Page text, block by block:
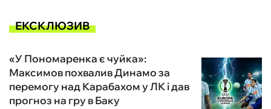
ЕКСКЛЮЗИВ
«У Пономаренка є чуйка»:
Максимов похвалив Динамо за
перемогу над Карабахом у ЛК і дав
прогноз на гру в Баку